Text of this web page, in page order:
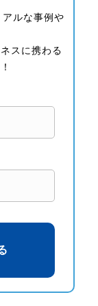
ルな事例や
スに携わる